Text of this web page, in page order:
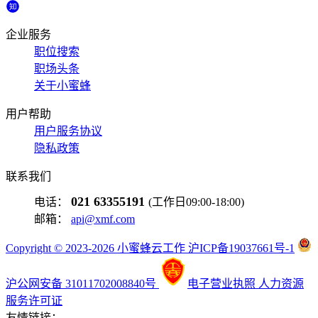
企业服务
职位搜索
职场头条
关于小蜜蜂
用户帮助
用户服务协议
隐私政策
联系我们
电话： 021 63355191 (工作日09:00-18:00)
邮箱： api@xmf.com
Copyright © 2023-2026 小蜜蜂云工作 沪ICP备19037661号-1
沪公网安备 31011702008840号 电子营业执照 人力资源
服务许可证